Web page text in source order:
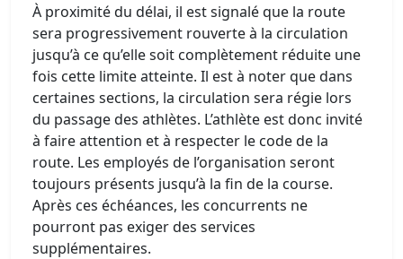
À proximité du délai, il est signalé que la route
sera progressivement rouverte à la circulation
jusqu’à ce qu’elle soit complètement réduite une
fois cette limite atteinte. Il est à noter que dans
certaines sections, la circulation sera régie lors
du passage des athlètes. L’athlète est donc invité
à faire attention et à respecter le code de la
route. Les employés de l’organisation seront
toujours présents jusqu’à la fin de la course.
Après ces échéances, les concurrents ne
pourront pas exiger des services
supplémentaires.